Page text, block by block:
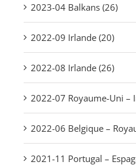
2023-04 Balkans (26)
2022-09 Irlande (20)
2022-08 Irlande (26)
2022-07 Royaume-Uni –
2022-06 Belgique –
2021-11 Portugal –